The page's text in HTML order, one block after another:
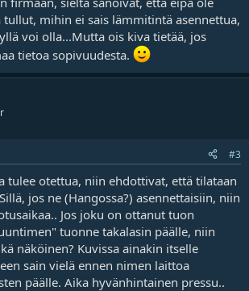
tullut, mihin ei sais lämmitintä asennettua,
voi olla...Mutta ois kiva tietää, jos
tietoa sopivuudesta.
#3
tulee otettua, niin ehdottivat, että tilataan
jos ne (Hangossa?) asennettaisiin, niin
Jos joku on ottanut tuon
tuonne takalasin päälle, niin
näköinen? Kuvissa ainakin itselle
sain vielä ennen nimen laittoa
päälle. Aika hyvänhintainen pressu..